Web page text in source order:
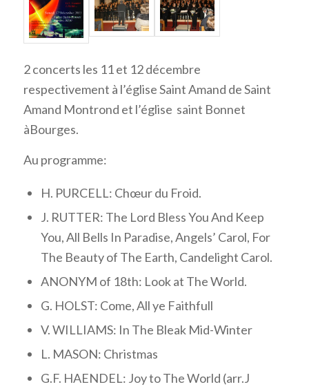
2 concerts les 11 et 12 décembre
respectivement à l’église Saint Amand de Saint
Amand Montrond et l’église saint Bonnet
àBourges.
Au programme:
H. PURCELL: Chœur du Froid.
J. RUTTER: The Lord Bless You And Keep
You, All Bells In Paradise, Angels’ Carol, For
The Beauty of The Earth, Candelight Carol.
ANONYM of 18th: Look at The World.
G. HOLST: Come, All ye Faithfull
V. WILLIAMS: In The Bleak Mid-Winter
L. MASON: Christmas
G.F. HAENDEL: Joy to The World (arr.J